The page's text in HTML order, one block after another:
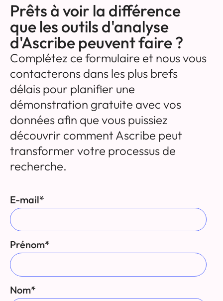
Prêts à voir la différence
que les outils d'analyse
d'Ascribe peuvent faire ?
Complétez ce formulaire et nous vous
contacterons dans les plus brefs
délais pour planifier une
démonstration gratuite avec vos
données afin que vous puissiez
découvrir comment Ascribe peut
transformer votre processus de
recherche.
E-mail*
Prénom*
Nom*